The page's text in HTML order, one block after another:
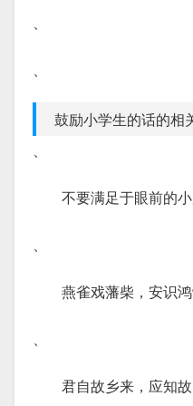
、
、
鼓励小学生的话的相
、
不要满足于眼前的
、
燕雀戏藩柴，安识
、
君自故乡来，应知